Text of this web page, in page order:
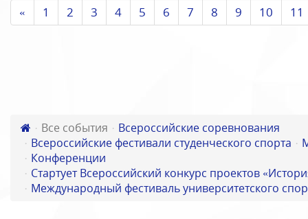
« 1 2 3 4 5 6 7 8 9 10 11
Все события
Всероссийские соревнования
Всероссийские фестивали студенческого спорта
Конференции
Стартует Всероссийский конкурс проектов
Международный фестиваль университетского